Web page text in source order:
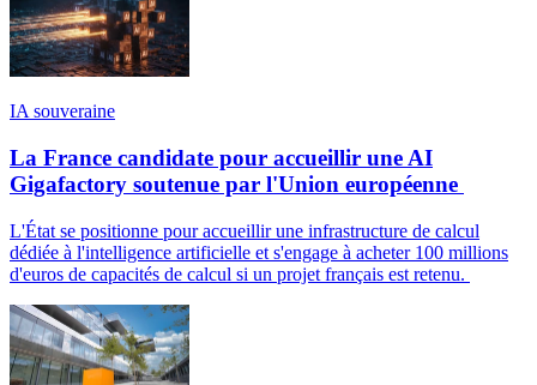
IA souveraine
La France candidate pour accueillir une AI
Gigafactory soutenue par l'Union européenne
L'État se positionne pour accueillir une infrastructure de calcul
dédiée à l'intelligence artificielle et s'engage à acheter 100 millions
d'euros de capacités de calcul si un projet français est retenu.